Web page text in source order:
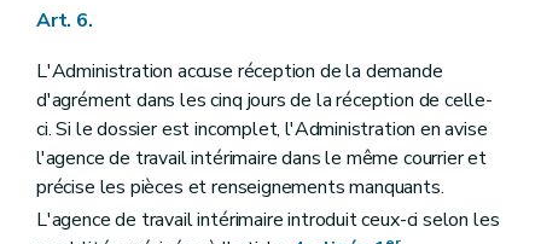
Art. 6.
L'Administration accuse réception de la demande
d'agrément dans les cinq jours de la réception de celle-
ci. Si le dossier est incomplet, l'Administration en avise
l'agence de travail intérimaire dans le même courrier et
précise les pièces et renseignements manquants.
L'agence de travail intérimaire introduit ceux-ci selon les